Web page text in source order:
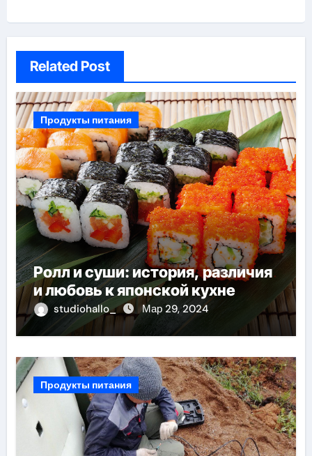
Related Post
Продукты питания
Ролл и суши: история, различия
и любовь к японской кухне
studiohallo_ Мар 29, 2024
Продукты питания